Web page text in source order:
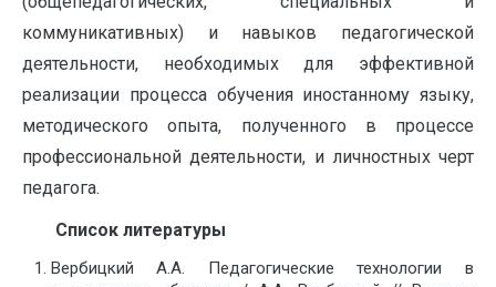
коммуникативных) и навыков педагогической
деятельности, необходимых для эффективной
реализации процесса обучения иностанному языку,
методического опыта, полученного в процессе
профессиональной деятельности, и личностных черт
педагога.
Список литературы
Вербицкий А.А. Педагогические технологии в